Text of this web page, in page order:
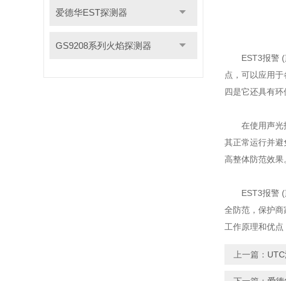
爱德华EST探测器
GS9208系列火焰探测器
EST3报警
点，可以应用
四是它还具有环
在使用声光报
其正常运行并
高整体防范效果
EST3报警 (声
全防范，保护
工作原理和优点
上一篇：